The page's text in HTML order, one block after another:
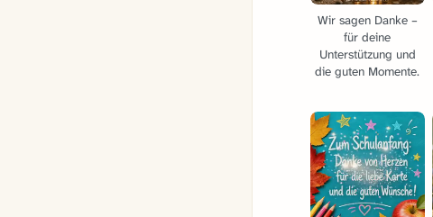
Wir sagen Danke –
für deine
Unterstützung und
die guten Momente.